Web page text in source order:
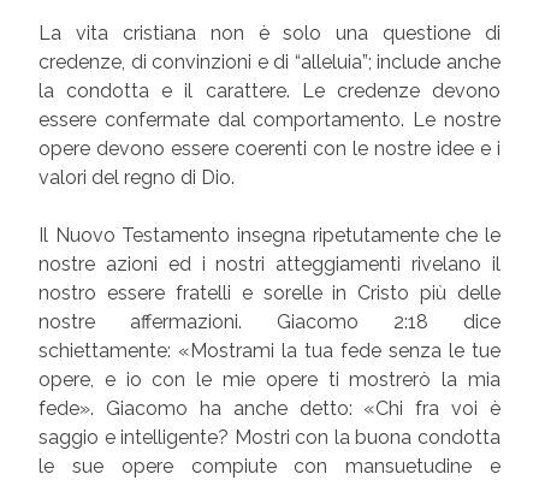
La vita cristiana non è solo una questione di
credenze, di convinzioni e di “alleluia”; include anche
la condotta e il carattere. Le credenze devono
essere confermate dal comportamento. Le nostre
opere devono essere coerenti con le nostre idee e i
valori del regno di Dio.
Il Nuovo Testamento insegna ripetutamente che le
nostre azioni ed i nostri atteggiamenti rivelano il
nostro essere fratelli e sorelle in Cristo più delle
nostre affermazioni. Giacomo 2:18 dice
schiettamente: «Mostrami la tua fede senza le tue
opere, e io con le mie opere ti mostrerò la mia
fede». Giacomo ha anche detto: «Chi fra voi è
saggio e intelligente? Mostri con la buona condotta
le sue opere compiute con mansuetudine e